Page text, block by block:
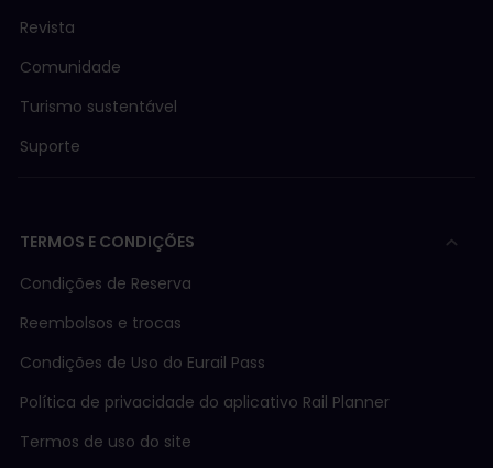
Revista
Comunidade
Turismo sustentável
Suporte
TERMOS E CONDIÇÕES
Condições de Reserva
Reembolsos e trocas
Condições de Uso do Eurail Pass
Política de privacidade do aplicativo Rail Planner
Termos de uso do site